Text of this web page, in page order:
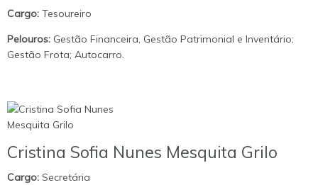
Cargo: Tesoureiro
Pelouros: Gestão Financeira, Gestão Patrimonial e Inventário;
Gestão Frota; Autocarro.
Cristina Sofia Nunes Mesquita Grilo
Cargo: Secretária